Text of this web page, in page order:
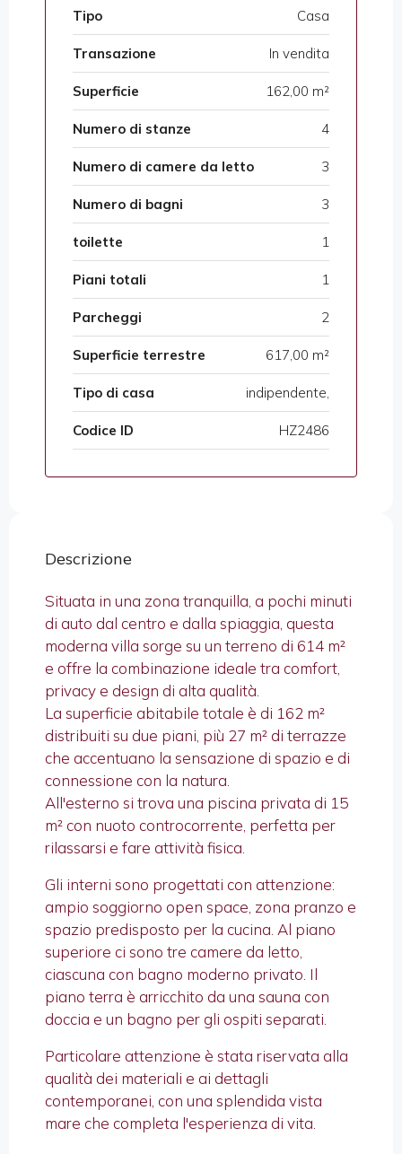
Tipo Casa
Transazione In vendita
Superficie 162,00 m²
Numero di stanze 4
Numero di camere da letto 3
Numero di bagni 3
toilette 1
Piani totali 1
Parcheggi 2
Superficie terrestre 617,00 m²
Tipo di casa indipendente,
Codice ID HZ2486
Descrizione
Situata in una zona tranquilla, a pochi minuti
di auto dal centro e dalla spiaggia, questa
moderna villa sorge su un terreno di 614 m²
e offre la combinazione ideale tra comfort,
privacy e design di alta qualità.
La superficie abitabile totale è di 162 m²
distribuiti su due piani, più 27 m² di terrazze
che accentuano la sensazione di spazio e di
connessione con la natura.
All'esterno si trova una piscina privata di 15
m² con nuoto controcorrente, perfetta per
rilassarsi e fare attività fisica.
Gli interni sono progettati con attenzione:
ampio soggiorno open space, zona pranzo e
spazio predisposto per la cucina. Al piano
superiore ci sono tre camere da letto,
ciascuna con bagno moderno privato. Il
piano terra è arricchito da una sauna con
doccia e un bagno per gli ospiti separati.
Particolare attenzione è stata riservata alla
qualità dei materiali e ai dettagli
contemporanei, con una splendida vista
mare che completa l'esperienza di vita.